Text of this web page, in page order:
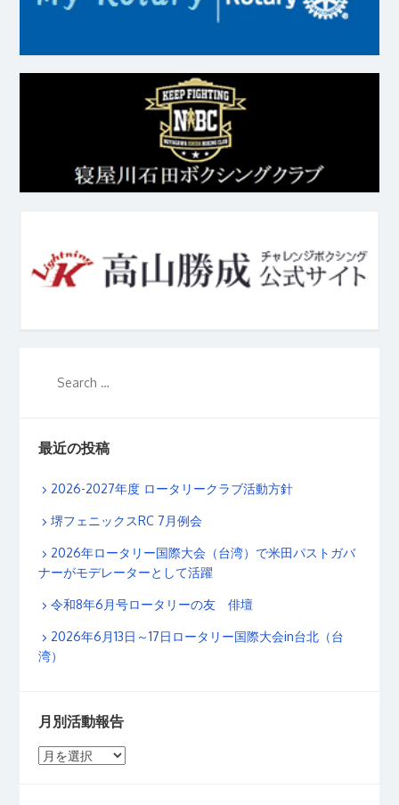
最近の投稿
2026-2027年度 ロータリークラブ活動方針
堺フェニックスRC 7月例会
2026年ロータリー国際大会（台湾）で米田パストガバ
ナーがモデレーターとして活躍
令和8年6月号ロータリーの友 俳壇
2026年6月13日～17日ロータリー国際大会in台北（台
湾）
月別活動報告
月